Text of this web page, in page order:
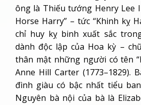
ông là Thiếu tướng Henry Lee
Horse Harry” – tức “Khinh kỵ
chỉ huy kỵ binh xuất sắc
dành độc lập của Hoa kỳ –
thân mật những người có tên
Anne Hill Carter (1773–1829).
đình giàu có bậc nhất tiểu
Nguyên bà nội của bà là